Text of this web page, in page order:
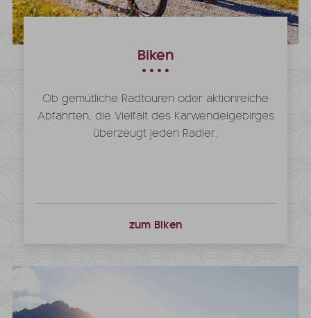
Biken
Ob gemütliche Radtouren oder aktionreiche
Abfahrten, die Vielfalt des Karwendelgebirges
überzeugt jeden Radler.
zum Biken